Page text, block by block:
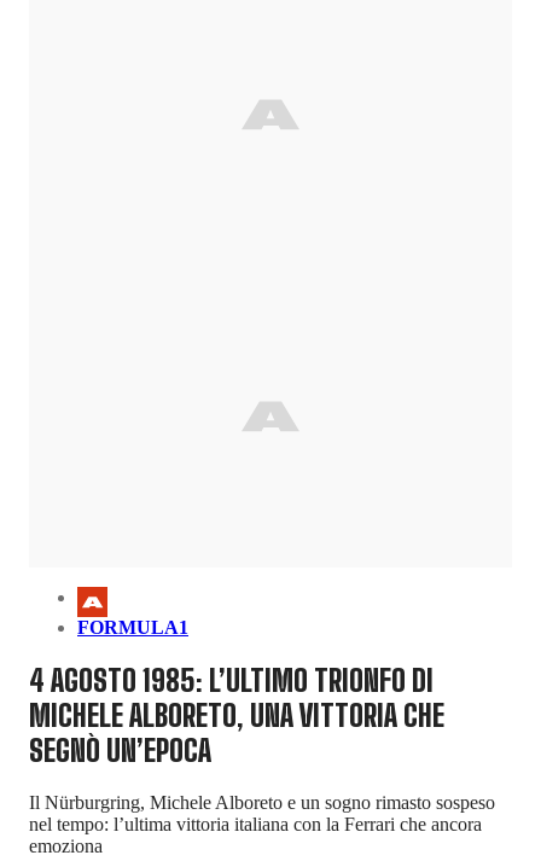
FORMULA1
4 AGOSTO 1985: L’ULTIMO TRIONFO DI
MICHELE ALBORETO, UNA VITTORIA CHE
SEGNÒ UN’EPOCA
Il Nürburgring, Michele Alboreto e un sogno rimasto sospeso
nel tempo: l’ultima vittoria italiana con la Ferrari che ancora
emoziona